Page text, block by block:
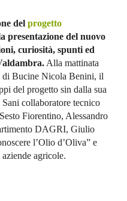
del progetto
presentazione del nuovo
curiosità, spunti ed
Alla mattinata
di Bucine Nicola Benini, il
del progetto sin dalla sua
Sani collaboratore tecnico
Fiorentino, Alessandro
DAGRI, Giulio
l’Olio d’Oliva” e
agricole.